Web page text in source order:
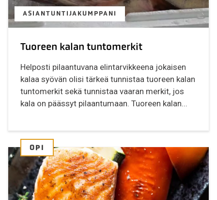
ASIANTUNTIJAKUMPPANI
Tuoreen kalan tuntomerkit
Helposti pilaantuvana elintarvikkeena jokaisen
kalaa syövän olisi tärkeä tunnistaa tuoreen kalan
tuntomerkit sekä tunnistaa vaaran merkit, jos
kala on päässyt pilaantumaan. Tuoreen kalan...
OPI